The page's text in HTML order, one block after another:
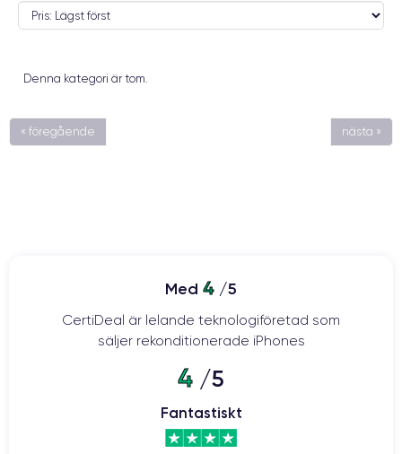
Denna kategori är tom.
« föregående nästa »
Med 4 /5
CertiDeal är lelande teknologiföretad som
säljer rekonditionerade iPhones
4 /5
Fantastiskt